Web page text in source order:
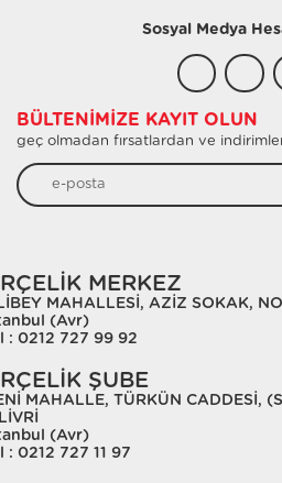
Sosyal Medya
BÜLTENIMIZE KAYIT OLUN
geç olmadan fırsatlardan ve
MERKEZ
MAHALLESİ, AZİZ SOKAK,
(Avr)
: 0212 727 99 92
ŞUBE
MAHALLE, TÜRKÜN CADDESİ,
(Avr)
: 0212 727 11 97